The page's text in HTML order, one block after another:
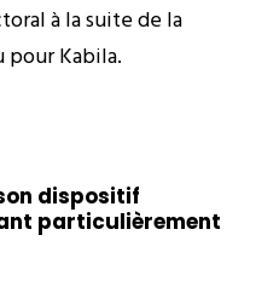
à la suite de la
Kabila.
dispositif
particulièrement